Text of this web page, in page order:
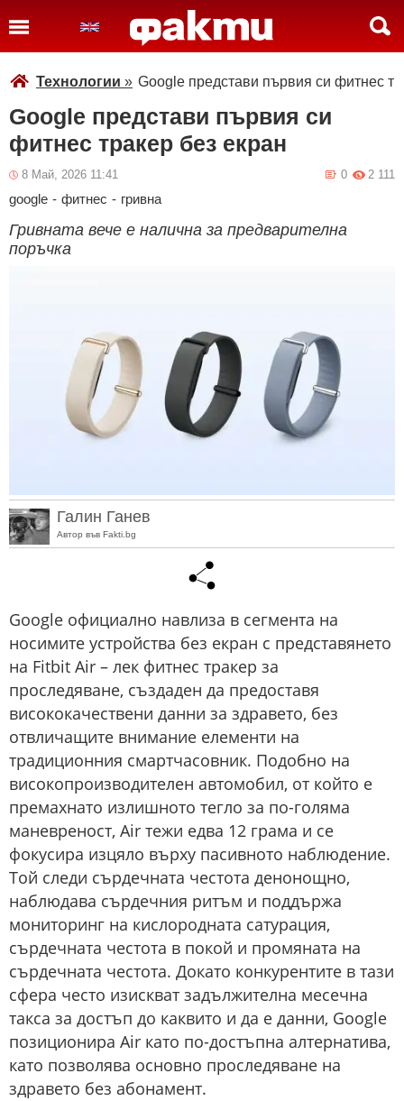
Технологии » Google представи първия си фитнес
Google представи първия си
фитнес тракер без екран
8 Май, 2026 11:41 2 111
0
google - фитнес - гривна
Гривната вече е налична за предварителна
поръчка
Галин Ганев
Автор във Fakti.bg
Google официално навлиза в сегмента на
носимите устройства без екран с представянето
на Fitbit Air – лек фитнес тракер за
проследяване, създаден да предоставя
висококачествени данни за здравето, без
отвличащите внимание елементи на
традиционния смартчасовник. Подобно на
високопроизводителен автомобил, от който е
премахнато излишното тегло за по-голяма
маневреност, Air тежи едва 12 грама и се
фокусира изцяло върху пасивното наблюдение.
Той следи сърдечната честота денонощно,
наблюдава сърдечния ритъм и поддържа
мониторинг на кислородната сатурация,
сърдечната честота в покой и промяната на
сърдечната честота. Докато конкурентите в тази
сфера често изискват задължителна месечна
такса за достъп до каквито и да е данни, Google
позиционира Air като по-достъпна алтернатива,
като позволява основно проследяване на
здравето без абонамент.